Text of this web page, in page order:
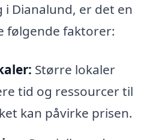
Dianalund, er det en
følgende faktorer:
Større lokaler
tid og ressourcer til
kan påvirke prisen.